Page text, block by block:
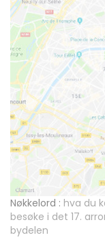
Nøkkelord : hva du
besøke i det 17.
bydelen